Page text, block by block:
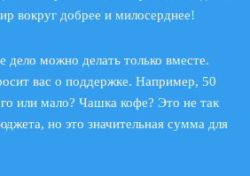
вокруг добрее и милосерднее!
дело можно делать только вместе.
вас о поддержке. Например, 50
или мало? Чашка кофе? Это не так
но это значительная сумма для